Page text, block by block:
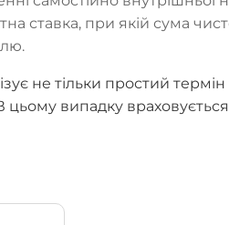
ставка, при якій сума
не тільки простий термін
цьому випадку